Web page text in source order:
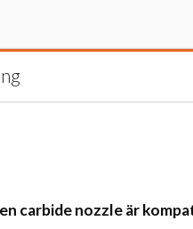
carbide nozzle är